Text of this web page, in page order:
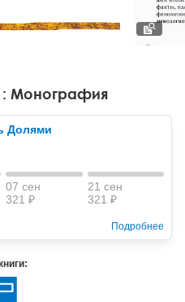
атаки
гипноз и НЛП
психология
Монография
Долями
07 сен
321 ₽
21 сен
321 ₽
Подробнее